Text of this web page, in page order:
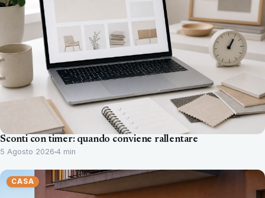
Sconti con timer: quando conviene rallentare
5 Agosto 2026 4 min
CASA